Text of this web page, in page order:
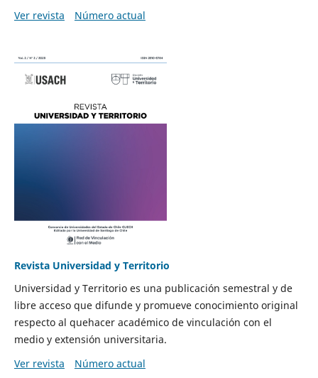
Ver revista
Número actual
Revista Universidad y Territorio
Universidad y Territorio es una publicación semestral y de
libre acceso que difunde y promueve conocimiento original
respecto al quehacer académico de vinculación con el
medio y extensión universitaria.
Ver revista
Número actual